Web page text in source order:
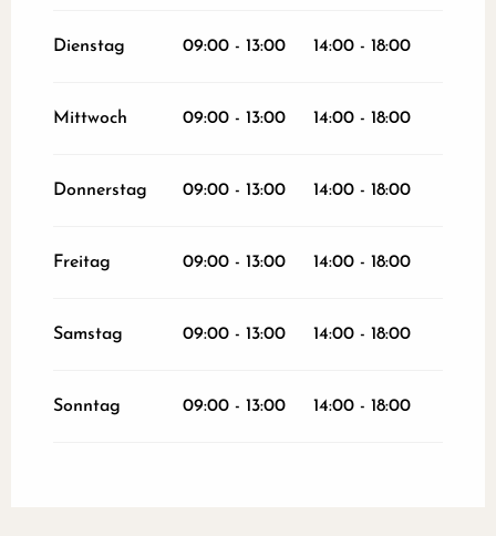
vom 1 Oktober 2026
vom2 November 2026bis zum10
vom12 November 2026bis zum24
Dienstag 09:00 - 13:00 14:00 - 18:00
Mittwoch 09:00 - 13:00 14:00 - 18:00
Donnerstag 09:00 - 13:00 14:00 - 18:00
Freitag 09:00 - 13:00 14:00 - 18:00
Samstag 09:00 - 13:00 14:00 - 18:00
Sonntag 09:00 - 13:00 14:00 - 18:00